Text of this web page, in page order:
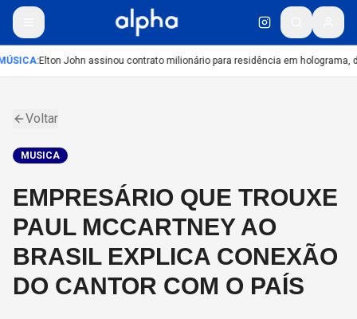
:Elton John assinou contrato milionário para residência em holograma,
Voltar
MUSICA
EMPRESÁRIO QUE TROUXE
PAUL MCCARTNEY AO
BRASIL EXPLICA CONEXÃO
DO CANTOR COM O PAÍS